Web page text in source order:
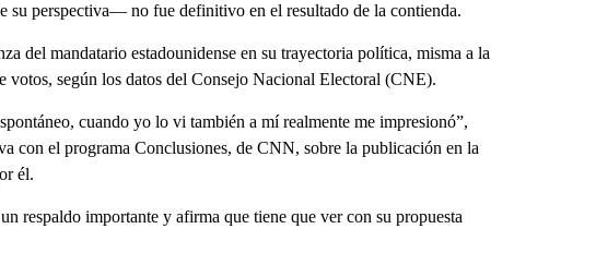
su perspectiva— no fue definitivo en el resultado de la contienda.
del mandatario estadounidense en su trayectoria política, misma a la
votos, según los datos del Consejo Nacional Electoral (CNE).
cuando yo lo vi también a mí realmente me impresionó”,
con el programa Conclusiones, de CNN, sobre la publicación en la
él.
respaldo importante y afirma que tiene que ver con su propuesta